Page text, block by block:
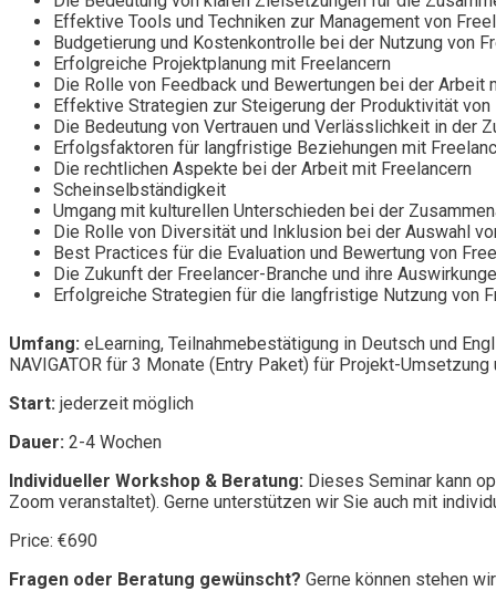
Effektive Tools und Techniken zur Management von
Budgetierung und Kostenkontrolle bei der Nutzung von
Erfolgreiche Projektplanung mit Freelancern
Die Rolle von Feedback und Bewertungen bei der Arbeit
Effektive Strategien zur Steigerung der Produktivität von
Die Bedeutung von Vertrauen und Verlässlichkeit in der
Erfolgsfaktoren für langfristige Beziehungen mit
Die rechtlichen Aspekte bei der Arbeit mit Freelancern
Scheinselbständigkeit
Umgang mit kulturellen Unterschieden bei der
Die Rolle von Diversität und Inklusion bei der Auswahl
Best Practices für die Evaluation und Bewertung von
Die Zukunft der Freelancer-Branche und ihre
Erfolgreiche Strategien für die langfristige Nutzung von
Umfang: eLearning, Teilnahmebestätigung in Deutsch und
NAVIGATOR für 3 Monate (Entry Paket) für Projekt-
Start: jederzeit möglich
Dauer: 2-4 Wochen
Individueller Workshop & Beratung: Dieses Seminar kann
Zoom veranstaltet). Gerne unterstützen wir Sie auch mit
Price: €690
Fragen oder Beratung gewünscht? Gerne können stehen